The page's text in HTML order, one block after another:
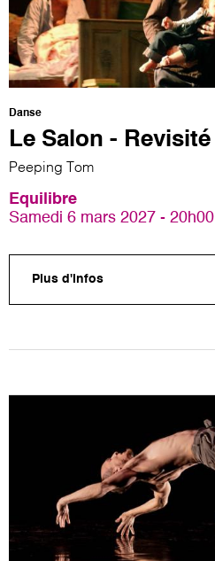
Danse
Le Salon - Revisité
Peeping Tom
Equilibre
Samedi 6 mars 2027 - 20h00
Plus d'infos